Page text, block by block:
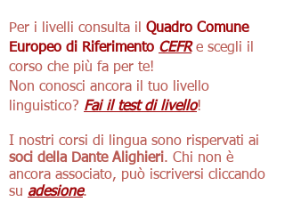
Per i livelli consulta il Quadro Comune
Europeo di Riferimento CEFRe scegli il
corso che più fa per te!
Non conosci ancora il tuo livello
linguistico? Fai il test di livello!
I nostri corsi di lingua sono rispervati ai
soci della Dante Alighieri. Chi non è
ancora associato, può iscriversi cliccando
su adesione.